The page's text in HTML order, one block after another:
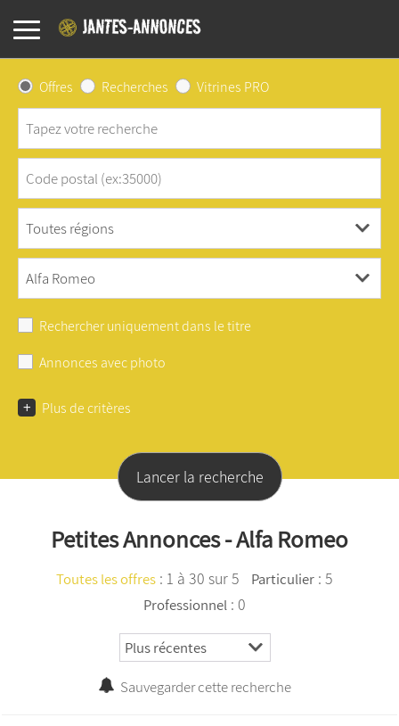
Offres Recherches Vitrines PRO
Rechercher uniquement dans le titre
Annonces avec photo
+ Plus de critères
Petites Annonces - Alfa Romeo
Toutes les offres : 1 à 30 sur 5 Particulier : 5
Professionnel : 0
Sauvegarder cette recherche